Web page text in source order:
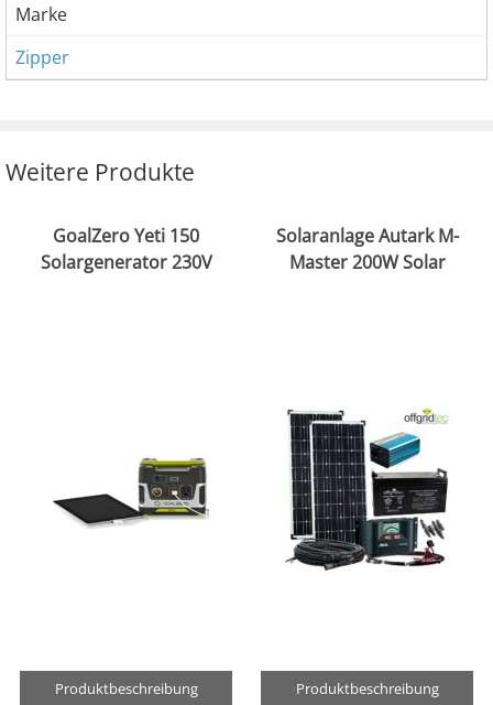
Marke
Zipper
Weitere Produkte
GoalZero Yeti 150
Solargenerator 230V
Produktbeschreibung
Solaranlage Autark M-
Master 200W Solar
Produktbeschreibung